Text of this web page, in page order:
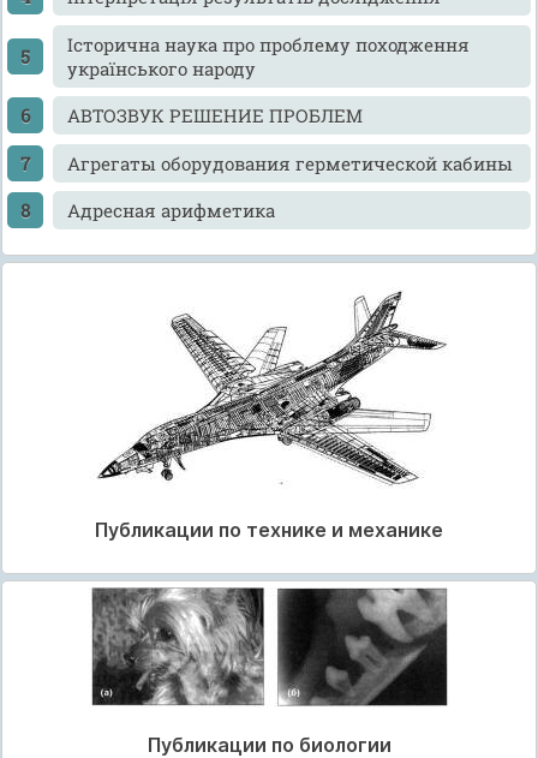
Історична наука про проблему походження
українського народу
АВТОЗВУК РЕШЕНИЕ ПРОБЛЕМ
Агрегаты оборудования герметической кабины
Адресная арифметика
Публикации по технике и механике
Публикации по биологии